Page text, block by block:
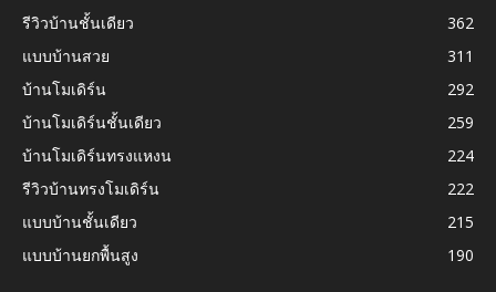
รีวิวบ้านชั้นเดียว
362
แบบบ้านสวย
311
บ้านโมเดิร์น
292
บ้านโมเดิร์นชั้นเดียว
259
บ้านโมเดิร์นทรงแหงน
224
รีวิวบ้านทรงโมเดิร์น
222
แบบบ้านชั้นเดียว
215
แบบบ้านยกพื้นสูง
190